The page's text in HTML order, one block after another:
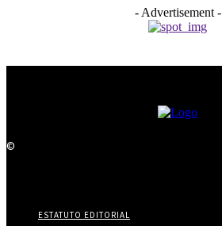
- Advertisement -
©
ESTATUTO EDITORIAL